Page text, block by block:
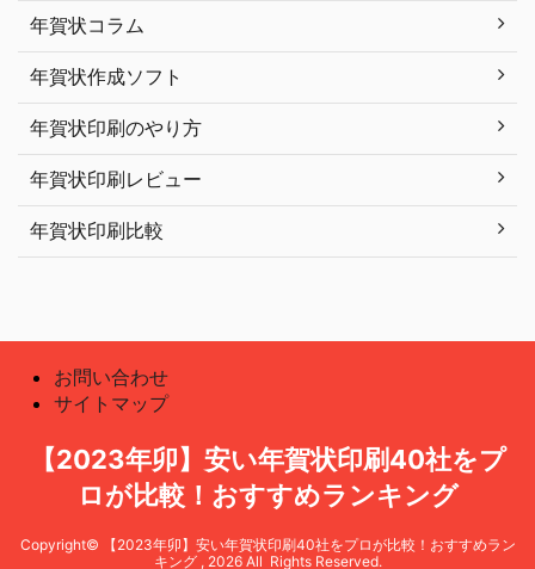
年賀状コラム
年賀状作成ソフト
年賀状印刷のやり方
年賀状印刷レビュー
年賀状印刷比較
お問い合わせ
サイトマップ
【2023年卯】安い年賀状印刷40社をプ
ロが比較！おすすめランキング
Copyright© 【2023年卯】安い年賀状印刷40社をプロが比較！おすすめラン
キング , 2026 All Rights Reserved.